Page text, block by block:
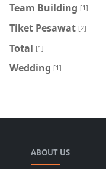
Team Building [1]
Tiket Pesawat [2]
Total [1]
Wedding [1]
ABOUT US